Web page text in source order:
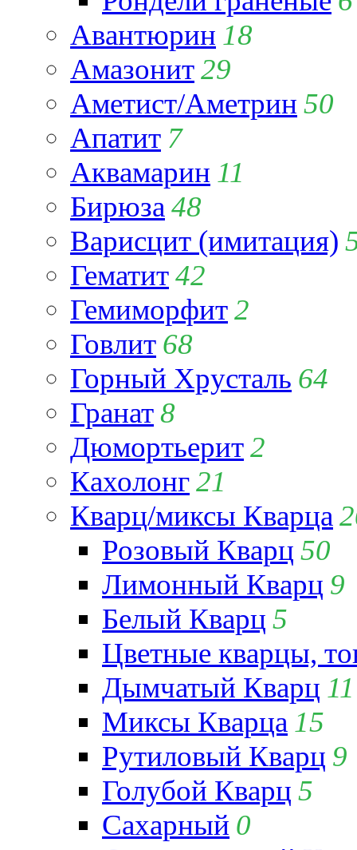
Авантюрин 18
Амазонит29
Аметист/Аметрин 50
Апатит 7
Аквамарин 11
Бирюза 48
Варисцит (имитация)
Гематит42
Гемиморфит2
Говлит 68
Горный Хрусталь 64
Гранат8
Дюмортьерит2
Кахолонг21
Кварц/миксы Кварца
Розовый Кварц 50
Лимонный Кварц 9
Белый Кварц 5
Цветные кварцы,
Дымчатый Кварц 11
Миксы Кварца 15
Рутиловый Кварц 9
Голубой Кварц 5
Сахарный 0